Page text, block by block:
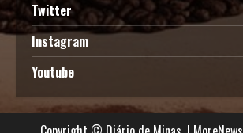
Twitter
Instagram
Youtube